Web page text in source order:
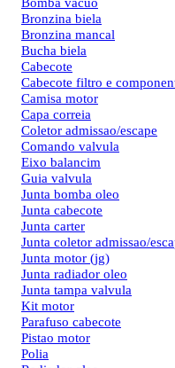
Bomba vacuo
Bronzina biela
Bronzina mancal
Bucha biela
Cabecote
Cabecote filtro e
Camisa motor
Capa correia
Coletor admissao/escape
Comando valvula
Eixo balancim
Guia valvula
Junta bomba oleo
Junta cabecote
Junta carter
Junta coletor admissao/
Junta motor (jg)
Junta radiador oleo
Junta tampa valvula
Kit motor
Parafuso cabecote
Pistao motor
Polia